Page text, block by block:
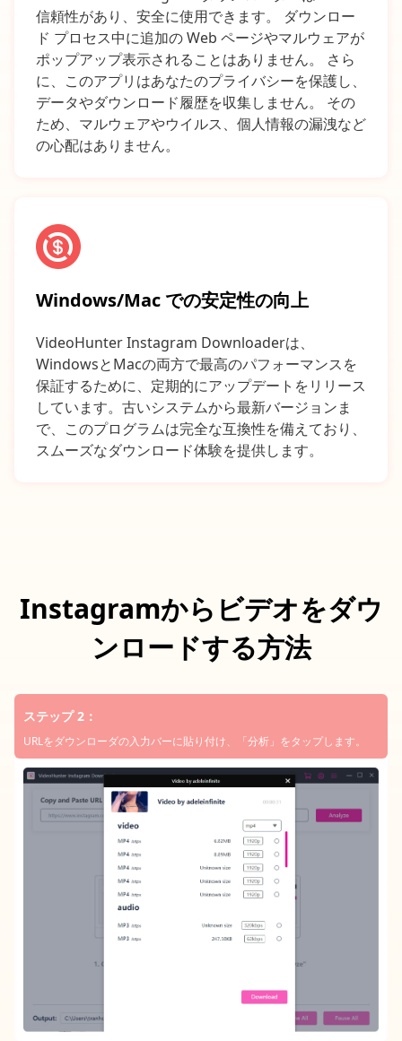
信頼性があり、安全に使用できます。 ダウンロー
ド プロセス中に追加の Web ページやマルウェアが
ポップアップ表示されることはありません。 さら
に、このアプリはあなたのプライバシーを保護し、
データやダウンロード履歴を収集しません。 その
ため、マルウェアやウイルス、個人情報の漏洩など
の心配はありません。
Windows/Mac での安定性の向上
VideoHunter Instagram Downloaderは、
WindowsとMacの両方で最高のパフォーマンスを
保証するために、定期的にアップデートをリリース
しています。古いシステムから最新バージョンま
で、このプログラムは完全な互換性を備えており、
スムーズなダウンロード体験を提供します。
Instagramからビデオをダウ
ンロードする方法
ステップ 3：
出力形式と品質を選択します。 次に、「ダウンロード」をクリックし
ます。